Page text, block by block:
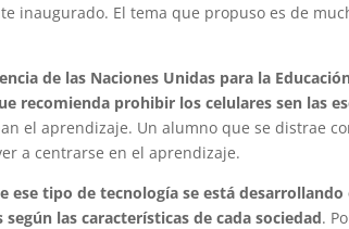
inaugurado. El tema que propuso es de
de las Naciones Unidas para la
recomienda prohibir los celulares sen las
el aprendizaje. Un alumno que se distrae
a centrarse en el aprendizaje.
ese tipo de tecnología se está
las características de cada sociedad.